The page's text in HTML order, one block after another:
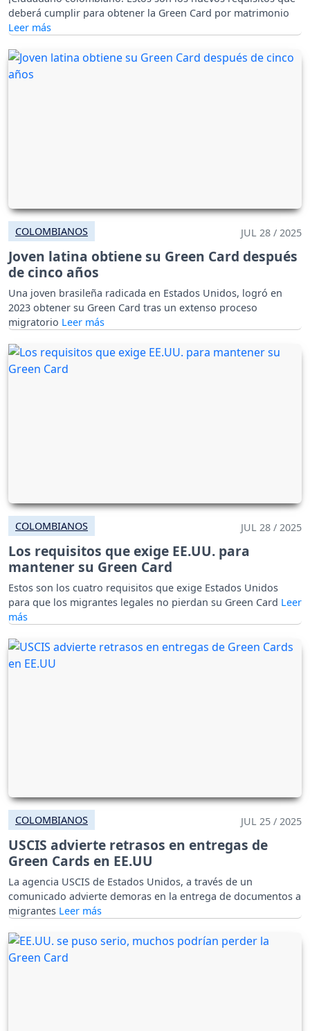
deberá cumplir para obtener la Green Card por matrimonio
COLOMBIANOS JUL 28 / 2025
Joven latina obtiene su Green Card después
de cinco años
Una joven brasileña radicada en Estados Unidos, logró en
2023 obtener su Green Card tras un extenso proceso
migratorio
COLOMBIANOS JUL 28 / 2025
Los requisitos que exige EE.UU. para
mantener su Green Card
Estos son los cuatro requisitos que exige Estados Unidos
para que los migrantes legales no pierdan su Green Card
COLOMBIANOS JUL 25 / 2025
USCIS advierte retrasos en entregas de
Green Cards en EE.UU
La agencia USCIS de Estados Unidos, a través de un
comunicado advierte demoras en la entrega de documentos a
migrantes